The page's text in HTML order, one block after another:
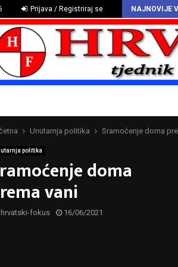
Prijava / Registriraj se NAJNOVIJE
Deklaraciju o hrvatskomu povijesnom grbu
Unutarnja politika Sramoćenje doma
politika
doma
vani
hrvatski-fokus 16/06/2021